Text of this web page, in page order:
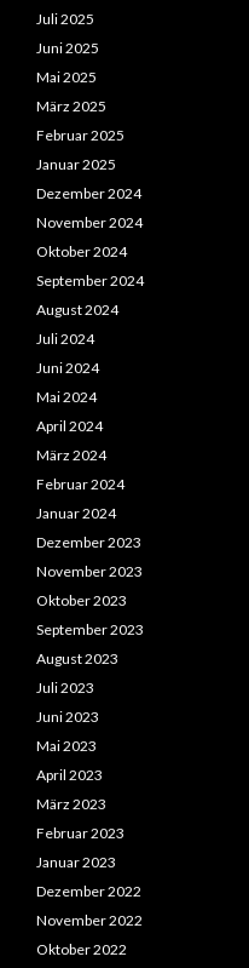
Juli 2025
Juni 2025
Mai 2025
März 2025
Februar 2025
Januar 2025
Dezember 2024
November 2024
Oktober 2024
September 2024
August 2024
Juli 2024
Juni 2024
Mai 2024
April 2024
März 2024
Februar 2024
Januar 2024
Dezember 2023
November 2023
Oktober 2023
September 2023
August 2023
Juli 2023
Juni 2023
Mai 2023
April 2023
März 2023
Februar 2023
Januar 2023
Dezember 2022
November 2022
Oktober 2022